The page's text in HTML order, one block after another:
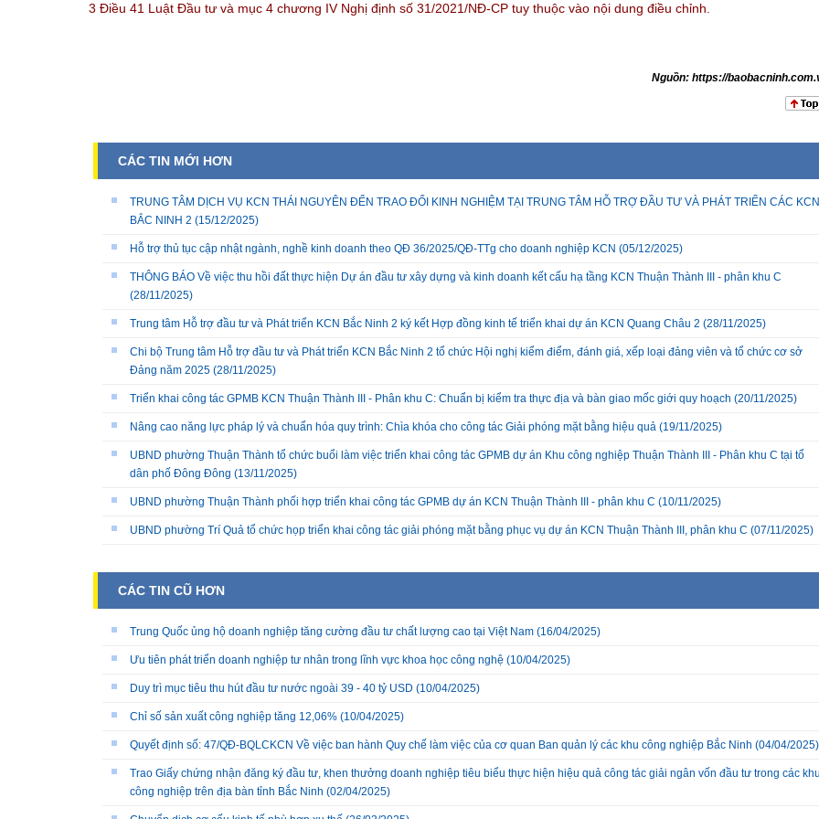
3 Điều 41 Luật Đầu tư và mục 4 chương IV Nghị định số 31/2021/NĐ-CP tuy thuộc vào nội dung điều chỉnh.
Nguồn: https://
CÁC TIN MỚI HƠN
TRUNG TÂM DỊCH VỤ KCN THÁI NGUYÊN ĐẾN TRAO ĐỔI KINH NGHIỆM TẠI TRUNG TÂM HỖ TRỢ ĐẦU TƯ VÀ PHÁT TRIỂN CÁC KCN
BẮC NINH 2 (15/12/2025)
Hỗ trợ thủ tục cập nhật ngành, nghề kinh doanh theo QĐ 36/2025/QĐ-TTg cho doanh nghiệp KCN (05/12/2025)
THÔNG BÁO Về việc thu hồi đất thực hiện Dự án đầu tư xây dựng và kinh doanh kết cấu hạ tầng KCN Thuận Thành III - phân khu C
(28/11/2025)
Trung tâm Hỗ trợ đầu tư và Phát triển KCN Bắc Ninh 2 ký kết Hợp đồng kinh tế triển khai dự án KCN Quang Châu 2 (28/11/2025)
Chi bộ Trung tâm Hỗ trợ đầu tư và Phát triển KCN Bắc Ninh 2 tổ chức Hội nghị kiểm điểm, đánh giá, xếp loại đảng viên và tổ chức cơ sở
Đảng năm 2025 (28/11/2025)
Triển khai công tác GPMB KCN Thuận Thành III - Phân khu C: Chuẩn bị kiểm tra thực địa và bàn giao mốc giới quy hoạch (20/11/2025)
Nâng cao năng lực pháp lý và chuẩn hóa quy trình: Chìa khóa cho công tác Giải phóng mặt bằng hiệu quả (19/11/2025)
UBND phường Thuận Thành tổ chức buổi làm việc triển khai công tác GPMB dự án Khu công nghiệp Thuận Thành III - Phân khu C tại tổ
dân phố Đông Đông (13/11/2025)
UBND phường Thuận Thành phối hợp triển khai công tác GPMB dự án KCN Thuận Thành III - phân khu C (10/11/2025)
UBND phường Trí Quả tổ chức họp triển khai công tác giải phóng mặt bằng phục vụ dự án KCN Thuận Thành III, phân khu C (07/11/2025)
CÁC TIN CŨ HƠN
Trung Quốc ủng hộ doanh nghiệp tăng cường đầu tư chất lượng cao tại Việt Nam (16/04/2025)
Ưu tiên phát triển doanh nghiệp tư nhân trong lĩnh vực khoa học công nghệ (10/04/2025)
Duy trì mục tiêu thu hút đầu tư nước ngoài 39 - 40 tỷ USD (10/04/2025)
Chỉ số sản xuất công nghiệp tăng 12,06% (10/04/2025)
Quyết định số: 47/QĐ-BQLCKCN Về việc ban hành Quy chế làm việc của cơ quan Ban quản lý các khu công nghiệp Bắc Ninh (04/04/2025)
Trao Giấy chứng nhận đăng ký đầu tư, khen thưởng doanh nghiệp tiêu biểu thực hiện hiệu quả công tác giải ngân vốn đầu tư trong các
công nghiệp trên địa bàn tỉnh Bắc Ninh (02/04/2025)